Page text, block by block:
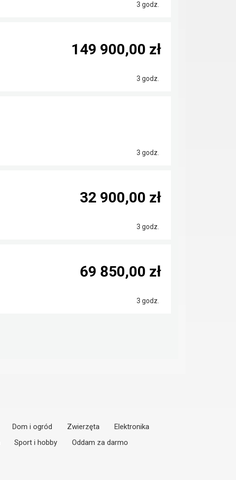
3 godz.
3 godz.
149 900,00 zł
3 godz.
3 godz.
32 900,00 zł
3 godz.
69 850,00 zł
Dom i ogród Zwierzęta
Elektronika
Sport i hobby
Oddam za darmo